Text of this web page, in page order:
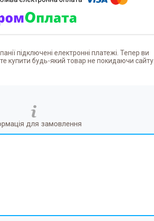
підключені електронні платежі. Тепер ви
купити будь-який товар не покидаючи сайту.
для замовлення